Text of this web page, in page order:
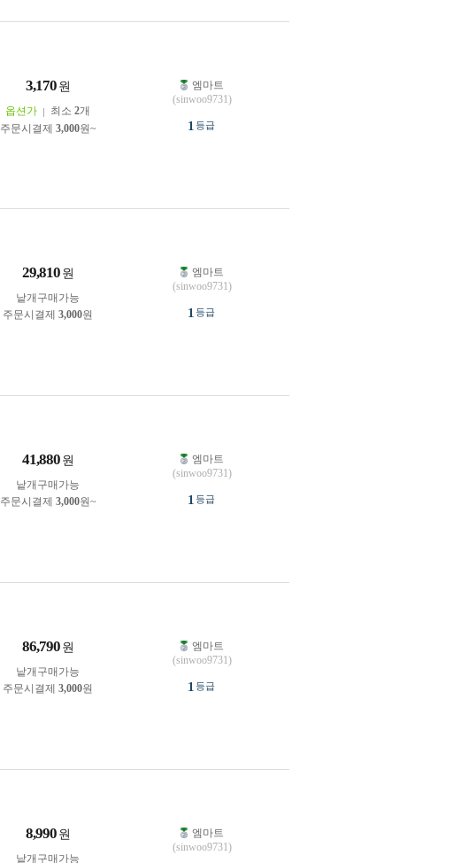
3,170 원
옵션가 최소 2개
주문시결제 3,000원~
엠마트
(sinwoo9731)
1 등급
29,810 원
낱개구매가능
주문시결제 3,000원
엠마트
(sinwoo9731)
1 등급
41,880 원
낱개구매가능
주문시결제 3,000원~
엠마트
(sinwoo9731)
1 등급
86,790 원
낱개구매가능
주문시결제 3,000원
엠마트
(sinwoo9731)
1 등급
8,990 원
낱개구매가능
엠마트
(sinwoo9731)